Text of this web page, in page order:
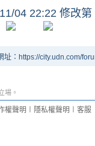
04 22:22 修改第
址：https://city.udn.com/
場。
權聲明 隱私權聲明 客服